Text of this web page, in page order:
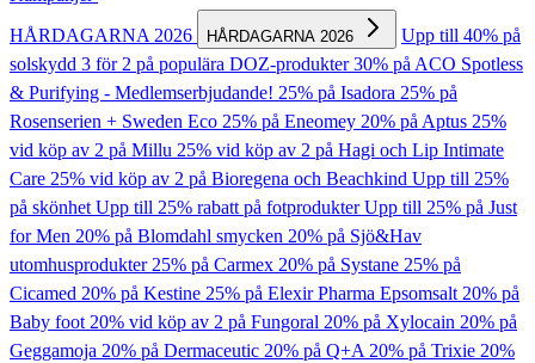
HÅRDAGARNA 2026
HÅRDAGARNA 2026
Upp till 40% på
solskydd 3 för 2 på populära DOZ-produkter30% på ACO Spotless
& Purifying - Medlemserbjudande! 25% på Isadora 25% på
Rosenserien + Sweden Eco 25% på Eneomey 20% på Aptus 25%
vid köp av 2 på Millu 25% vid köp av 2 på Hagi och Lip Intimate
Care 25% vid köp av 2 på Bioregena och Beachkind Upp till 25%
på skönhetUpp till 25% rabatt på fotprodukterUpp till 25% på Just
for Men 20% på Blomdahl smycken 20% på Sjö&Hav
utomhusprodukter25% på Carmex 20% på Systane 25% på
Cicamed 20% på Kestine 25% på Elexir Pharma Epsomsalt20% på
Baby foot20% vid köp av 2 på Fungoral 20% på Xylocain 20% på
Geggamoja 20% på Dermaceutic 20% på Q+A20% på Trixie 20%